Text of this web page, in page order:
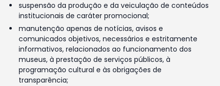
suspensão da produção e da veiculação de conteúdos
institucionais de caráter promocional;
manutenção apenas de notícias, avisos e
comunicados objetivos, necessários e estritamente
informativos, relacionados ao funcionamento dos
museus, à prestação de serviços públicos, à
programação cultural e às obrigações de
transparência;